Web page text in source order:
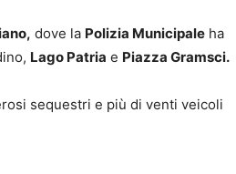
dove la Polizia Municipale ha
Lago Patria e Piazza Gramsci.
sequestri e più di venti veicoli